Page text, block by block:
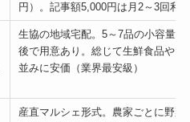
円）。記事額5,000円は月2～3回利
生協の地域宅配。5～7品の小容量野
後で用意あり。総じて生鮮食品や日
並みに安価（業界最安級）
産直マルシェ形式。農家ごとに野菜